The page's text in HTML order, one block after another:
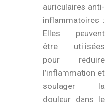
auriculaires anti-
inflammatoires :
Elles peuvent
être utilisées
pour réduire
l’inflammation et
soulager la
douleur dans le